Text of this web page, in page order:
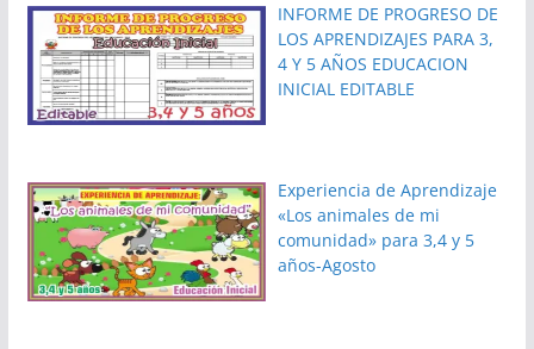
INFORME DE PROGRESO DE
LOS APRENDIZAJES PARA 3,
4 Y 5 AÑOS EDUCACION
INICIAL EDITABLE
Experiencia de Aprendizaje
«Los animales de mi
comunidad» para 3,4 y 5
años-Agosto